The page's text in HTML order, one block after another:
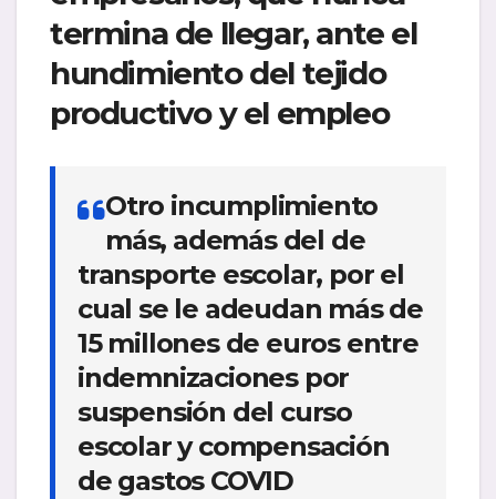
termina de llegar, ante el
hundimiento del tejido
productivo y el empleo
Otro incumplimiento
más, además del de
transporte escolar, por el
cual se le adeudan más de
15 millones de eurosentre
indemnizaciones por
suspensión del curso
escolar y compensación
de gastos COVID